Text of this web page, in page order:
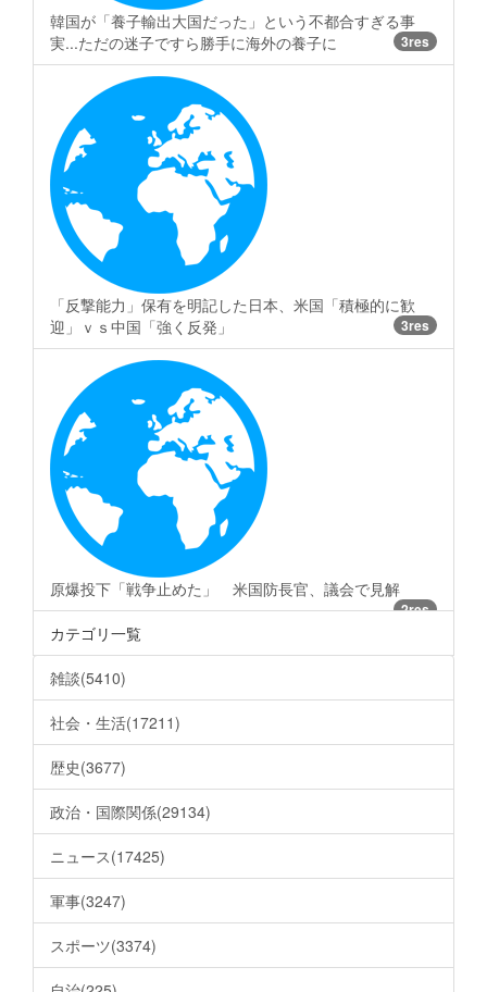
韓国が「養子輸出大国だった」という不都合すぎる事
実...ただの迷子ですら勝手に海外の養子に
3res
「反撃能力」保有を明記した日本、米国「積極的に歓
迎」ｖｓ中国「強く反発」
3res
原爆投下「戦争止めた」 米国防長官、議会で見解
2res
カテゴリ一覧
雑談(5410)
社会・生活(17211)
歴史(3677)
政治・国際関係(29134)
ニュース(17425)
軍事(3247)
スポーツ(3374)